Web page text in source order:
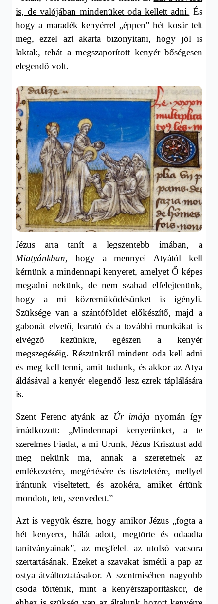
is, de valójában mindenüket oda kellett adni. És
hogy a maradék kenyérrel „éppen” hét kosár telt
meg, ezzel azt akarta bizonyítani, hogy jól is
laktak, tehát a megszaporított kenyér bőségesen
elegendő volt.
Jézus arra tanít a legszentebb imában, a
Miatyánkban, hogy a mennyei Atyától kell
kérnünk a mindennapi kenyeret, amelyet Ő képes
megadni nekünk, de nem szabad elfelejtenünk,
hogy a mi közreműködésünket is igényli.
Szüksége van a szántóföldet előkészítő, majd a
gabonát elvető, learató és a további munkákat is
elvégző kezünkre, egészen a kenyér
megszegéséig. Részünkről mindent oda kell adni
és meg kell tenni, amit tudunk, és akkor az Atya
áldásával a kenyér elegendő lesz ezrek táplálására
is.
Szent Ferenc atyánk az Úr imája nyomán így
imádkozott: „Mindennapi kenyerünket, a te
szerelmes Fiadat, a mi Urunk, Jézus Krisztust add
meg nekünk ma, annak a szeretetnek az
emlékezetére, megértésére és tiszteletére, mellyel
irántunk viseltetett, és azokéra, amiket értünk
mondott, tett, szenvedett.”
Azt is vegyük észre, hogy amikor Jézus „fogta a
hét kenyeret, hálát adott, megtörte és odaadta
tanítványainak”, az megfelelt az utolsó vacsora
szertartásának. Ezeket a szavakat ismétli a pap az
ostya átváltoztatásakor. A szentmisében nagyobb
csoda történik, mint a kenyérszaporításkor, de